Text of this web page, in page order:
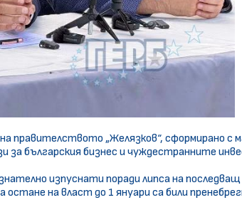
правителството „Желязков“, сформирано
за българския бизнес и чуждестранните
изпуснати поради липса на
на власт до 1 януари са били